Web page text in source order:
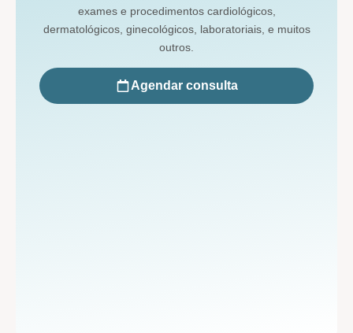
exames e procedimentos cardiológicos,
dermatológicos, ginecológicos, laboratoriais, e muitos
outros.
Agendar consulta